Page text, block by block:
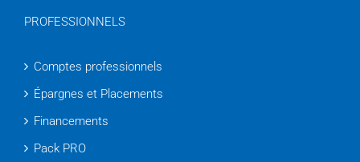
PROFESSIONNELS
Comptes professionnels
Épargnes et Placements
Financements
Pack PRO